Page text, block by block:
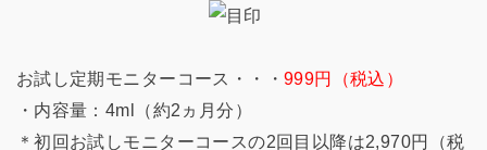
お試し定期モニターコース・・・999円（税込）
・内容量：4ml（約2ヵ月分）
＊初回お試しモニターコースの2回目以降は2,970円（税